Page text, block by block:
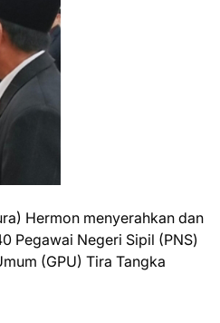
Hermon menyerahkan dan
Pegawai Negeri Sipil (PNS)
(GPU) Tira Tangka